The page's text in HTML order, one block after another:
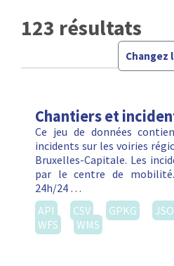
123 résultats
Changez
Chantiers et
Ce jeu de données
incidents sur les voiries
Bruxelles-Capitale. Les
par le centre de
24h/24 …
API
CSV GPKG
WFS
WMS